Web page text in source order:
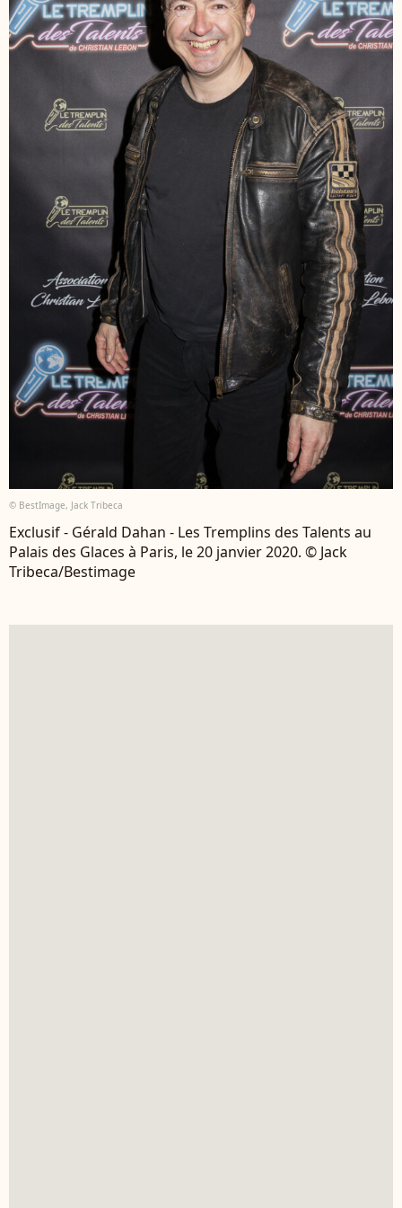
© BestImage, Jack Tribeca
Exclusif - Gérald Dahan - Les Tremplins des Talents au
Palais des Glaces à Paris, le 20 janvier 2020. © Jack
Tribeca/Bestimage